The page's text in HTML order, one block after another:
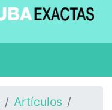
Artículos